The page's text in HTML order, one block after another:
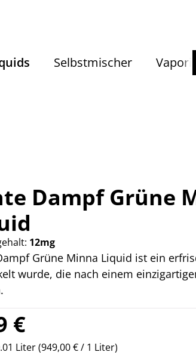
Selbstmischer
Dampf Grüne
12mg
Grüne Minna Liquid ist ein
wurde, die nach einem
Preis:
€
Liter(949,00 € / 1 Liter)